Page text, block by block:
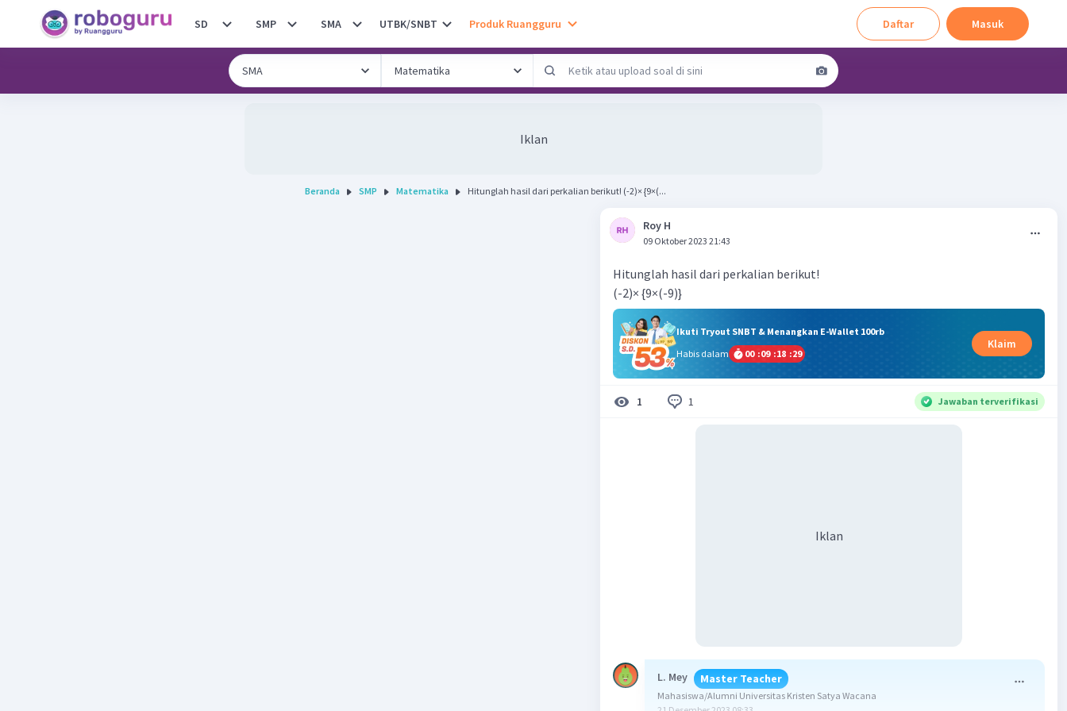
SD SMP SMA UTBK/SNBT Produk Ruangguru Daftar Masuk
Iklan
Beranda SMP Matematika Hitunglah hasil dari perkalian berikut! (-2)× {9×(...
Roy H
09 Oktober 2023 21:43
Hitunglah hasil dari perkalian berikut!
(-2)× {9×(-9)}
Ikuti Tryout SNBT & Menangkan E-Wallet 100rb
Habis dalam
00 :09 :18 :28
Klaim
1 1 Jawaban terverifikasi
Iklan
L. Mey Master Teacher
Mahasiswa/Alumni Universitas Kristen Satya Wacana